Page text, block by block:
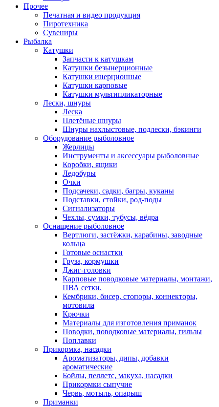
Прочее
Печатная и видео продукция
Пиротехника
Сувениры
Рыбалка
Катушки
Запчасти к катушкам
Катушки безынерционные
Катушки инерционные
Катушки карповые
Катушки мультипликаторные
Лески, шнуры
Леска
Плетёные шнуры
Шнуры нахлыстовые, подлески, бэкинги
Оборудование рыболовное
Жерлицы
Инструменты и аксессуары рыболовные
Коробки, ящики
Ледобуры
Очки
Подсачеки, садки, багры, куканы
Подставки, стойки, род-поды
Сигнализаторы
Чехлы, сумки, тубусы, вёдра
Оснащение рыболовное
Вертлюги, застёжки, карабины, заводные
кольца
Готовые оснастки
Груза, кормушки
Джиг-головки
Карповые поводковые материалы, монтажи,
ПВА сетки.
Кембрики, бисер, стопоры, коннекторы,
мотовила
Крючки
Материалы для изготовления приманок
Поводки, поводковые материалы, гильзы
Поплавки
Прикормка, насадки
Ароматизаторы, дипы, добавки
ароматические
Бойлы, пеллетс, макуха, насадки
Прикормки сыпучие
Червь, мотыль, опарыш
Приманки